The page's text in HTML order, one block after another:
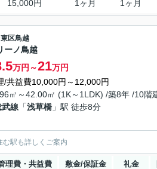
15,000円 1ヶ月 1ヶ月
区鳥越
ーノ鳥越
万円～21万円
/共益費10,000円～12,000円
㎡～42.00㎡ (1K～1LDK) /築8年 /10階
武線 「浅草橋 」駅 徒歩8分
む駅も詳しくご案内
理費・共益費 敷金/保証金 礼金